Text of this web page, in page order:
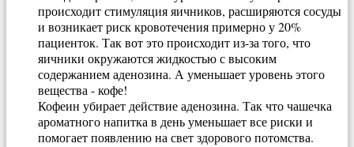
происходит стимуляция яичников, расширяются сосуды
и возникает риск кровотечения примерно у 20%
пациенток. Так вот это происходит из-за того, что
яичники окружаются жидкостью с высоким
содержанием аденозина. А уменьшает уровень этого
вещества - кофе!
Кофеин убирает действие аденозина. Так что чашечка
ароматного напитка в день уменьшает все риски и
помогает появлению на свет здорового потомства.